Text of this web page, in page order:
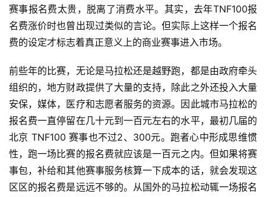
赛事报名费太贵，脱离了消费水平。其实，去年TNF100报
名费涨价时也曾出现过类似的言论。但实际上这样一个报名
费的设定才标志着真正意义上的商业赛事进入市场。
前些年的比赛，无论是马拉松还是越野跑，都是由政府牵头
组织的，地方财政提供了大量的支持，除此之外还投入大量
安保，媒体，医疗和志愿者服务的资源。因此城市马拉松的
报名费一直停留在几十元到一百元左右的水平，最初几届的
北京 TNF100 赛事也不过2、300元。跑者心中形成思维惯
性，跑一场比赛的报名费就应该是一百元之内。但如果将赛
事包，补给和其他赛事服务核算一下成本的话，就会发现这
区区的报名费是远远不够的。从国外的马拉松动辄一场报名